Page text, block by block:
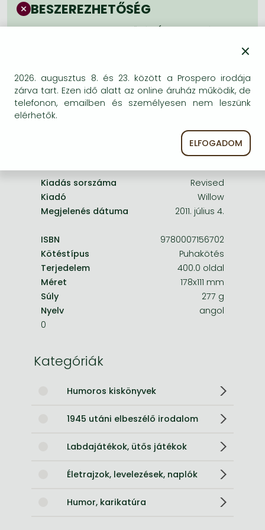
Frieren manga
Bleach manga
BESZEREZHETŐSÉG
Bizonytalan a beszerezhetőség. Érdemes még
Kiadás sorszáma
Revised
Kiadó
Willow
Megjelenés dátuma
2011. július 4.
ISBN
9780007156702
Kötéstípus
Puhakötés
Terjedelem
400.0 oldal
Méret
178x111 mm
Súly
277 g
Nyelv
angol
0
Kategóriák
Humoros kiskönyvek
1945 utáni elbeszélő irodalom
Labdajátékok, ütős játékok
Életrajzok, levelezések, naplók
Humor, karikatúra
×
2026. augusztus 8. és 23. között a Prospero irodája
zárva tart. Ezen idő alatt az online áruház működik, de
telefonon, emailben és személyesen nem leszünk
elérhetők.
ELFOGADOM